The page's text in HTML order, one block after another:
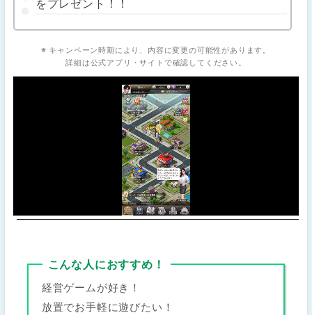
をプレゼント！！
※ キャンペーン時期により、内容に変更の可能性があります。
詳細は公式アプリ・サイトで確認してください。
こんな人におすすめ！
経営ゲームが好き！
放置でお手軽に遊びたい！